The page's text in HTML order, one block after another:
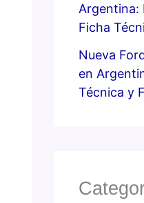
Argentina:
Ficha
Nueva
en
Técnica y